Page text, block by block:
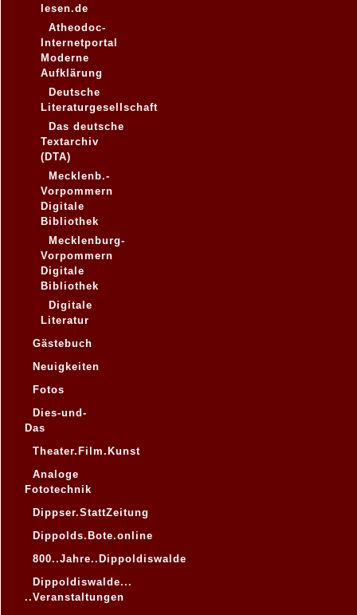
lesen.de
Atheodoc-
Internetportal
Moderne
Aufklärung
Deutsche
Literaturgesellschaft
Das deutsche
Textarchiv
(DTA)
Mecklenb.-
Vorpommern
Digitale
Bibliothek
Mecklenburg-
Vorpommern
Digitale
Bibliothek
Digitale
Literatur
Gästebuch
Neuigkeiten
Fotos
Dies-und-
Das
Theater.Film.Kunst
Analoge
Fototechnik
Dippser.StattZeitung
Dippolds.Bote.online
800..Jahre..Dippoldiswalde
Dippoldiswalde...
..Veranstaltungen